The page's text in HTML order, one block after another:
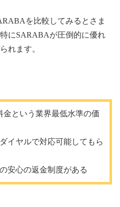
を比較してみるとさま
にSARABAが圧倒的に優れ
れます。
金という業界最低水準の価
イヤルで対応可能してもら
安心の返金制度がある